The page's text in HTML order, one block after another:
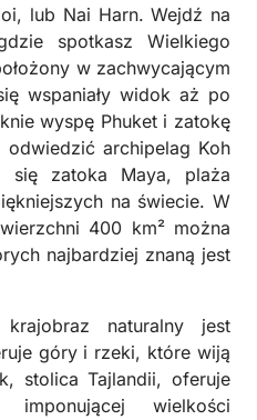
lub Nai Harn. Wejdź na
spotkasz Wielkiego
w zachwycającym
wspaniały widok aż po
wyspę Phuket i zatokę
odwiedzić archipelag Koh
się zatoka Maya, plaża
na świecie. W
400 km² można
najbardziej znaną jest
naturalny jest
góry i rzeki, które wiją
stolica Tajlandii, oferuje
imponującej wielkości